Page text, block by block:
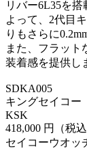
リバー6L35を
よって、2代目
りもさらに
また、フラット
装着感を提供し
SDKA005
キングセイコー
KSK
418,000 円（税込
セイコーウオッ